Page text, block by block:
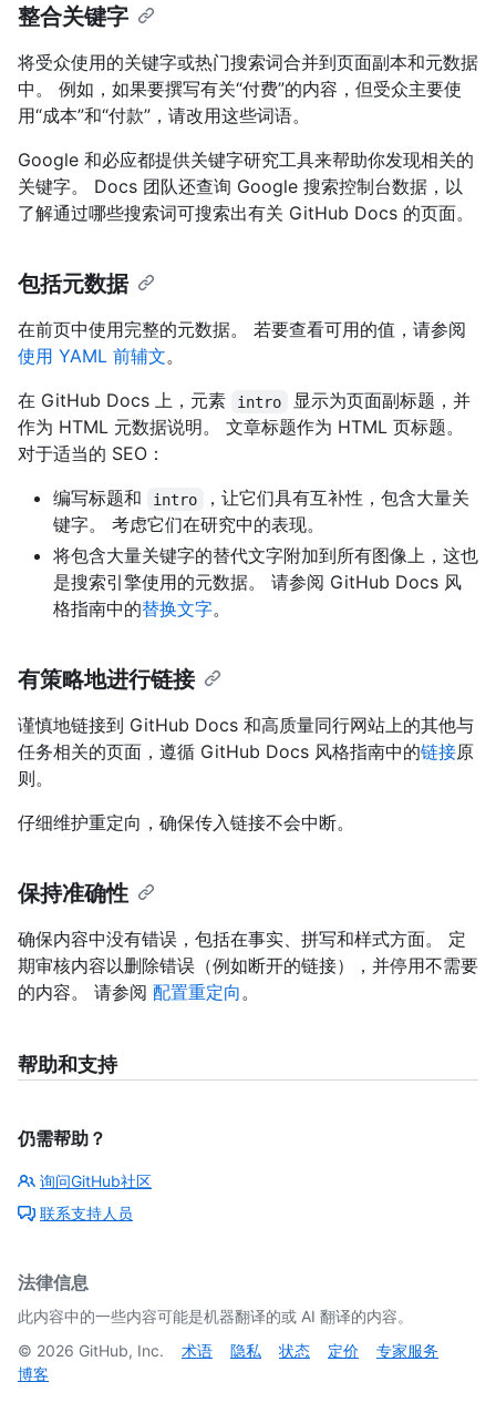
整合关键字
将受众使用的关键字或热门搜索词合并到页面副本和元数据
中。 例如，如果要撰写有关“付费”的内容，但受众主要使
用“成本”和“付款”，请改用这些词语。
Google 和必应都提供关键字研究工具来帮助你发现相关的
关键字。 Docs 团队还查询 Google 搜索控制台数据，以
了解通过哪些搜索词可搜索出有关 GitHub Docs 的页面。
包括元数据
在前页中使用完整的元数据。 若要查看可用的值，请参阅
使用 YAML 前辅文。
在 GitHub Docs 上，元素
intro
显示为页面副标题，并
作为 HTML 元数据说明。 文章标题作为 HTML 页标题。
对于适当的 SEO：
编写标题和
intro
，让它们具有互补性，包含大量关
键字。 考虑它们在研究中的表现。
将包含大量关键字的替代文字附加到所有图像上，这也
是搜索引擎使用的元数据。 请参阅 GitHub Docs 风
格指南中的替换文字。
有策略地进行链接
谨慎地链接到 GitHub Docs 和高质量同行网站上的其他与
任务相关的页面，遵循 GitHub Docs 风格指南中的链接原
则。
仔细维护重定向，确保传入链接不会中断。
保持准确性
确保内容中没有错误，包括在事实、拼写和样式方面。 定
期审核内容以删除错误（例如断开的链接），并停用不需要
的内容。 请参阅 配置重定向。
帮助和支持
仍需帮助？
询问GitHub社区
联系支持人员
法律信息
此内容中的一些内容可能是机器翻译的或 AI 翻译的内容。
© 2026 GitHub, Inc. 术语 隐私 状态 定价
专家服务
博客